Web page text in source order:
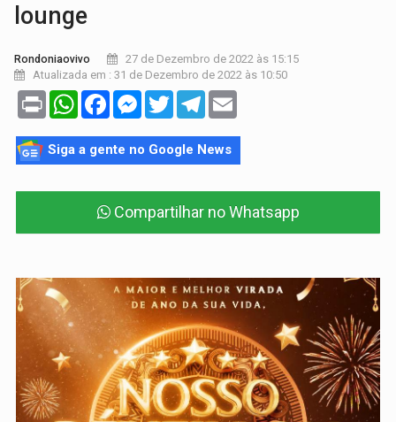
lounge
Rondoniaovivo
27 de Dezembro de 2022 às 15:15
Atualizada em : 31 de Dezembro de 2022 às 10:50
Print WhatsAppFacebookMessenger
TwitterTelegram
Siga a gente no Google News
Compartilhar no Whatsapp